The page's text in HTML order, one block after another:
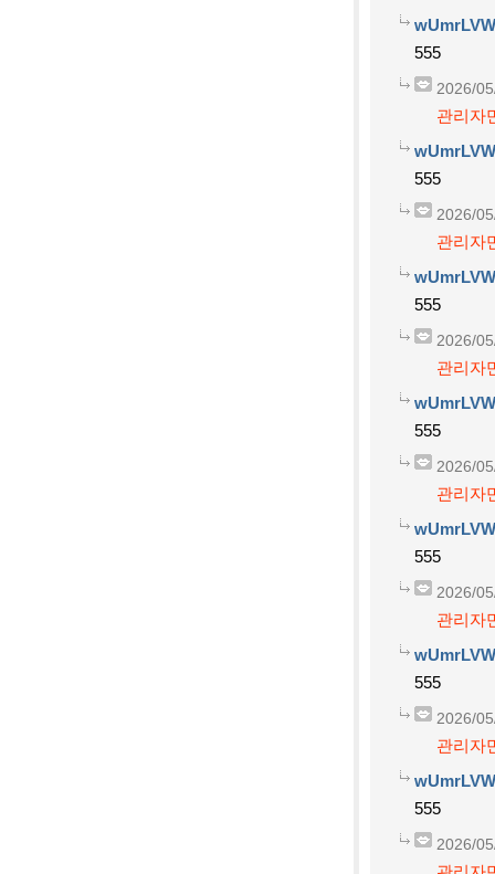
555
2026/
관리자
555
2026/
관리자
555
2026/
관리자
555
2026/
관리자
555
2026/
관리자
555
2026/
관리자
555
2026/